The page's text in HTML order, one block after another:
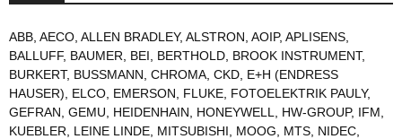
ABB AECO ALLEN BRADLEY, ALSTRON AOIP, APLISENS
BALLUFF, BAUMER BEI BERTHOLD BROOK INSTRUMENT,
BURKERT, BUSSMANN CHROMA CKD E+H (ENDRESS
HAUSER)
ELCO EMERSON FLUKE FOTOELEKTRIK PAULY,
GEFRAN GEMU HEIDENHAIN HONEYWELL HW-GROUP, IFM
KUEBLER
LEINE LINDE MITSUBISHI MOOG MTS NIDEC